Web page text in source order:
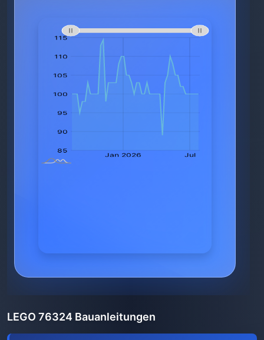
LEGO 76324 Bauanleitungen